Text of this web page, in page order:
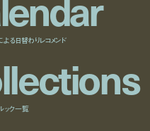
よる日替わりレコメンド
llections
ック一覧